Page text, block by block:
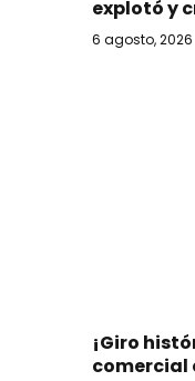
explotó y
6 agosto, 2026
¡Giro
comercial